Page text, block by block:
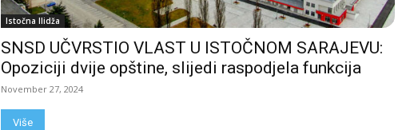
Istočna Ilidža
SNSD UČVRSTIO VLAST U ISTOČNOM SARAJEVU:
Opoziciji dvije opštine, slijedi raspodjela funkcija
November 27, 2024
Više